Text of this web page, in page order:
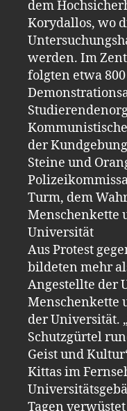
dem
Korydallos, wo
werden. Im
folgten etwa
der
Steine und
Turm, dem
Menschenkette
Universität
Aus Protest
bildeten mehr
Angestellte der
Menschenkette
der Universität.
Schutzgürtel
Geist und
Kittas im
Tagen